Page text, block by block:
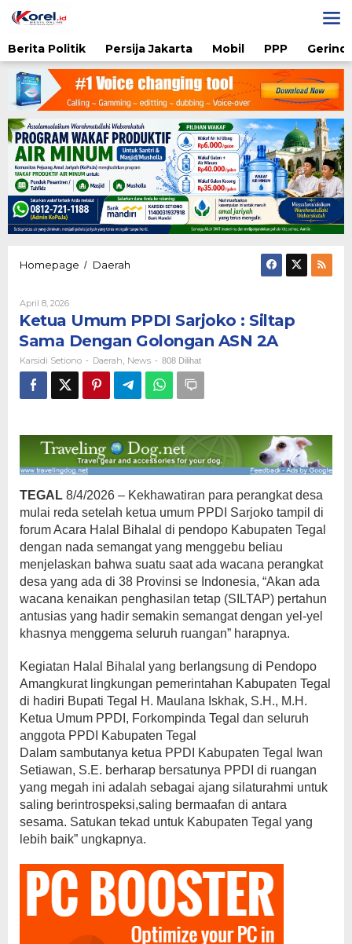
ke
Berita Politik
Persija Jakarta Mobil PPP
Homepage / Daerah
Siltap
Sama
Dengan
Golongan
ASN
April 8, 2026Oleh
Setiono
Ketua Umum PPDI Sarjoko : Siltap
Sama Dengan Golongan ASN 2A
Karsidi Setiono - Daerah News - 808 Dilihat
TEGAL 8/4/2026 – Kekhawatiran para perangkat desa
mulai reda setelah ketua umum PPDI Sarjoko tampil di
forum Acara Halal Bihalal di pendopo Kabupaten Tegal
dengan nada semangat yang menggebu beliau
menjelaskan bahwa suatu saat ada wacana perangkat
desa yang ada di 38 Provinsi se Indonesia, “Akan ada
wacana kenaikan penghasilan tetap (SILTAP) pertahun
antusias yang hadir semakin semangat dengan yel-yel
khasnya menggema seluruh ruangan” harapnya.
Kegiatan Halal Bihalal yang berlangsung di Pendopo
Amangkurat lingkungan pemerintahan Kabupaten Tegal
di hadiri Bupati Tegal H. Maulana Iskhak, S.H., M.H.
Ketua Umum PPDI, Forkompinda Tegal dan seluruh
anggota PPDI Kabupaten Tegal
Dalam sambutanya ketua PPDI Kabupaten Tegal Iwan
Setiawan, S.E. berharap bersatunya PPDI di ruangan
yang megah ini adalah sebagai ajang silaturahmi untuk
saling berintrospeksi,saling bermaafan di antara
sesama. Satukan tekad untuk Kabupaten Tegal yang
lebih baik” ungkapnya.